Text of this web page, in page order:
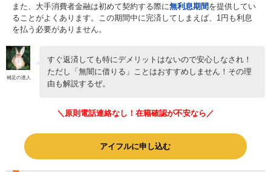
また、大手消費者金融は初めて契約する際に無利息期間 を提供してい
ることがよくあります。この期間中に完済してしまえば、1円も利息
を払う必要がありません。
すぐ返済しても特にデメリットはないので安心しなされ！
ただし「無闇に借りる」ことはおすすめしません！その理
由も解説するぜ。
補足の達人
＼原則電話連絡なし！在籍確認が不安なら／
アイフルに申し込む